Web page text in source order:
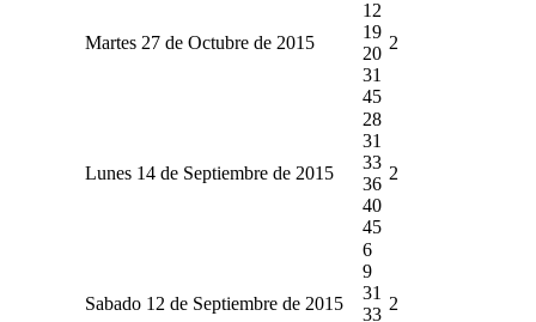
Martes 27 de Octubre de 2015
12
19
20
31
45
2
Lunes 14 de Septiembre de 2015
28
31
33
36
40
45
2
Sabado 12 de Septiembre de 2015
6
9
31
33
2